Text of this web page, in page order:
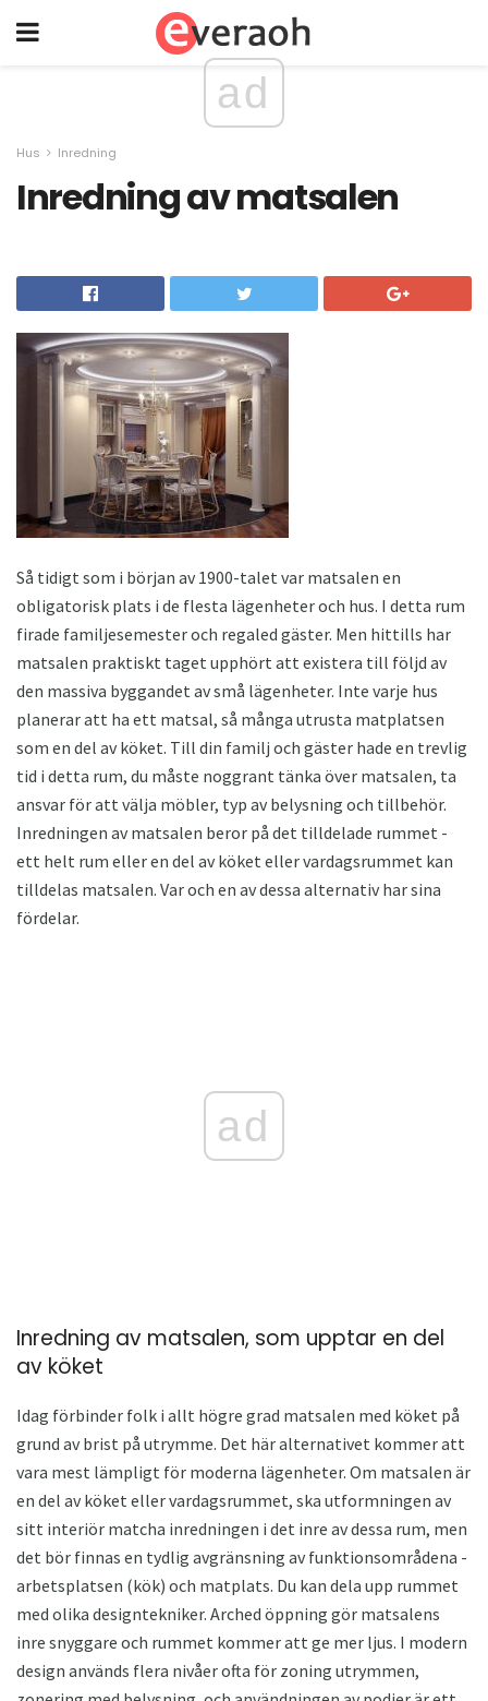
ad
Hus Inredning
Inredning av matsalen
Så tidigt som i början av 1900-talet var matsalen en
obligatorisk plats i de flesta lägenheter och hus. I detta rum
firade familjesemester och regaled gäster. Men hittills har
matsalen praktiskt taget upphört att existera till följd av
den massiva byggandet av små lägenheter. Inte varje hus
planerar att ha ett matsal, så många utrusta matplatsen
som en del av köket. Till din familj och gäster hade en trevlig
tid i detta rum, du måste noggrant tänka över matsalen, ta
ansvar för att välja möbler, typ av belysning och tillbehör.
Inredningen av matsalen beror på det tilldelade rummet -
ett helt rum eller en del av köket eller vardagsrummet kan
tilldelas matsalen. Var och en av dessa alternativ har sina
fördelar.
ad
Inredning av matsalen, som upptar en del
av köket
Idag förbinder folk i allt högre grad matsalen med köket på
grund av brist på utrymme. Det här alternativet kommer att
vara mest lämpligt för moderna lägenheter. Om matsalen är
en del av köket eller vardagsrummet, ska utformningen av
sitt interiör matcha inredningen i det inre av dessa rum, men
det bör finnas en tydlig avgränsning av funktionsområdena -
arbetsplatsen (kök) och matplats. Du kan dela upp rummet
med olika designtekniker. Arched öppning gör matsalens
inre snyggare och rummet kommer att ge mer ljus. I modern
design används flera nivåer ofta för zoning utrymmen,